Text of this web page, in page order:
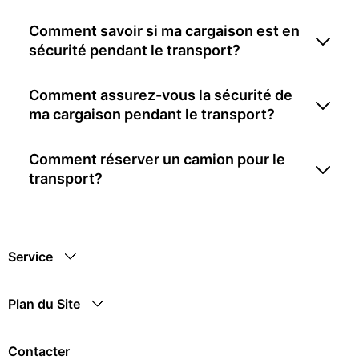
Comment savoir si ma cargaison est en
sécurité pendant le transport?
Comment assurez-vous la sécurité de
ma cargaison pendant le transport?
Comment réserver un camion pour le
transport?
Service
Plan du Site
Contacter